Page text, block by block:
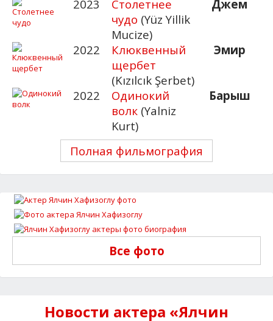
2023
Столетнее
чудо (Yüz Yillik
Mucize)
Джем
2022
Клюквенный
щербет
(Kızılcık Şerbet)
Эмир
2022
Одинокий
волк (Yalniz
Kurt)
Барыш
Полная фильмография
Все фото
Новости актера «Ялчин